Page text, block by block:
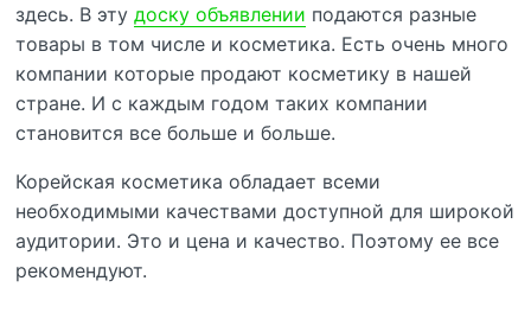
здесь. В этудоску объявлении подаются разные
товары в том числе и косметика. Есть очень много
компании которые продают косметику в нашей
стране. И с каждым годом таких компании
становится все больше и больше.
Корейская косметика обладает всеми
необходимыми качествами доступной для широкой
аудитории. Это и цена и качество. Поэтому ее все
рекомендуют.